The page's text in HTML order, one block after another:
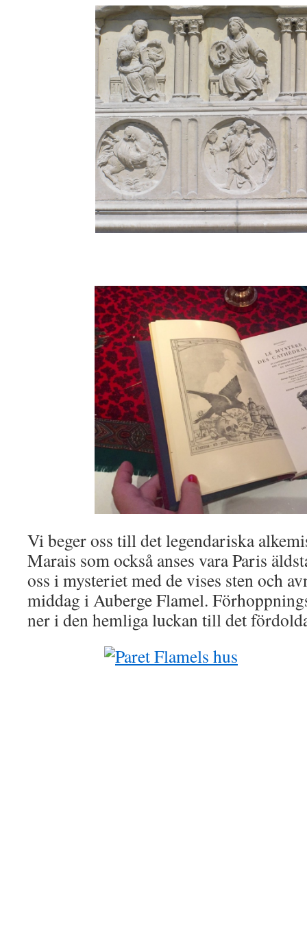
Vi beger oss till det legendariska
Marais som också anses vara Paris
oss i mysteriet med de vises sten och
middag i Auberge Flamel.
ner i den hemliga luckan till det